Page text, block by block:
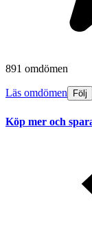
891 omdömen
Läs omdömen Följ
Köp mer och